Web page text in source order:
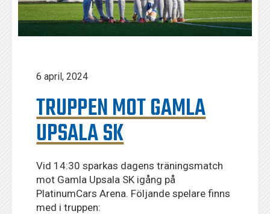
6 april, 2024
TRUPPEN MOT GAMLA
UPSALA SK
Vid 14:30 sparkas dagens träningsmatch
mot Gamla Upsala SK igång på
PlatinumCars Arena. Följande spelare finns
med i truppen: